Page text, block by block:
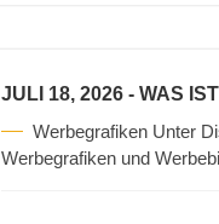
JULI 18, 2026 - WAS
Werbegrafiken Unter
Werbegrafiken und